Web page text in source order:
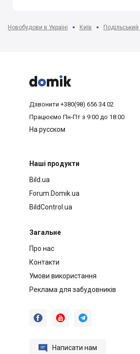
Новобудови в Україні Київ



Дзвонити +380(98) 656 34 02
Працюємо Пн-Пт з 9:00 до 18:00
На русском
Наші продукти
Bild.ua
Forum.Domik.ua
BildControl.ua
Загальне
Про нас
Контакти
Умови використання
Реклама для забудовників
  
 Написати нам